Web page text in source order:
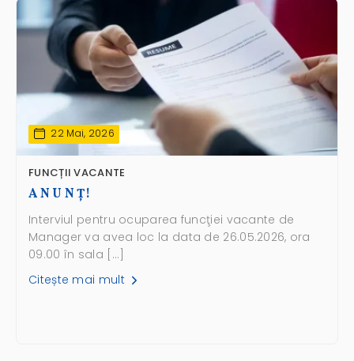
22 Mai, 2026
FUNCȚII VACANTE
A N U N Ţ!
Interviul pentru ocuparea funcţiei vacante de
Manager va avea loc la data de 26.05.2026, ora
09.00 în sala […]
Citește mai mult